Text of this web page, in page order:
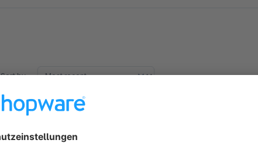
Sort by
Der Mailversand wird grundsätzlich nicht
Average rating of 4 out of 5 stars